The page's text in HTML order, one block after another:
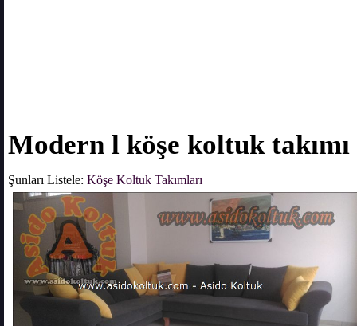
Modern l köşe koltuk takımı
Şunları Listele: Köşe Koltuk Takımları